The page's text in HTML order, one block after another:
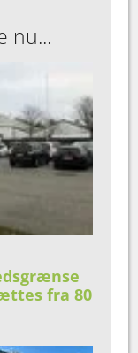
nu...
fra 80